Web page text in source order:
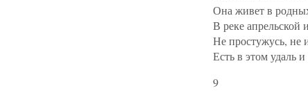
Она живет в
В реке апрельской
Не простужусь, не
Есть в этом удаль
9